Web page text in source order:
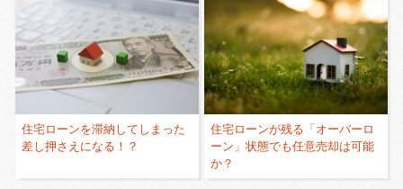
住宅ローンを滞納してしまった
差し押さえになる！？
住宅ローンが残る「オーバーロ
ーン」状態でも任意売却は可能
か？